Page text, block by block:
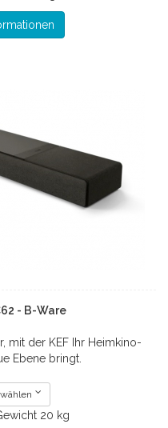
- B-Ware
mit der KEF Ihr Heimkino-
Ebene bringt.
20 kg